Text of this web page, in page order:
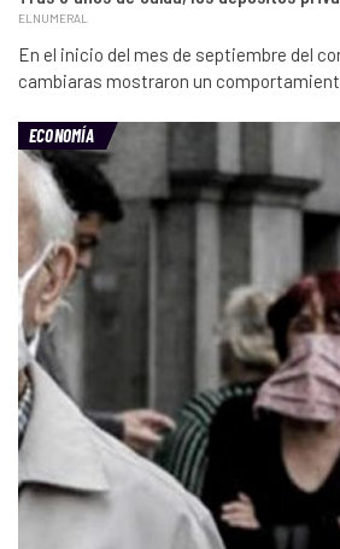
ELNUMERAL
En el inicio del mes de septiembre del
cambiaras mostraron un
ECONOMÍA